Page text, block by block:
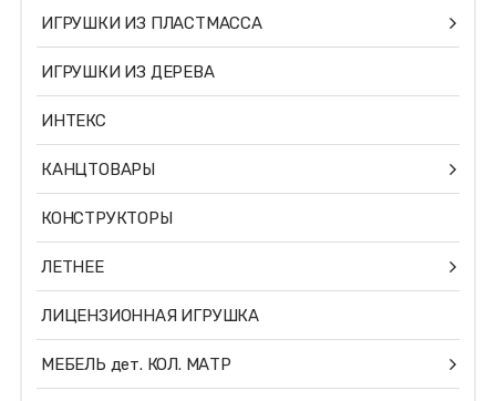
ИГРУШКИ ИЗ ПЛАСТМАССА
ИГРУШКИ ИЗ ДЕРЕВА
ИНТЕКС
КАНЦТОВАРЫ
КОНСТРУКТОРЫ
ЛЕТНЕЕ
ЛИЦЕНЗИОННАЯ ИГРУШКА
МЕБЕЛЬ дет. КОЛ. МАТР